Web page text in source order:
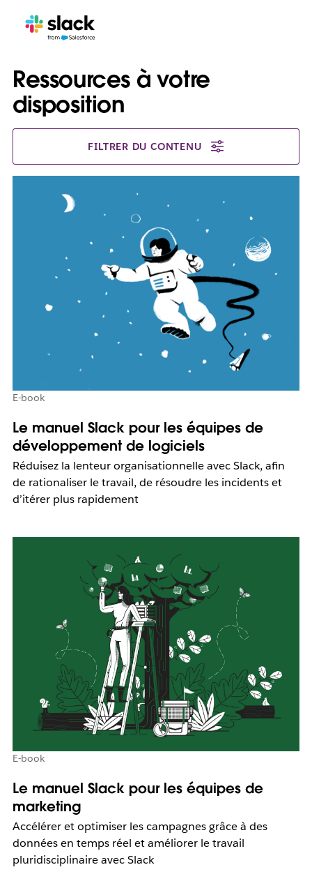
Ressources à votre
disposition
FILTRER DU CONTENU
E-book
Le manuel Slack pour les équipes de
développement de logiciels
Réduisez la lenteur organisationnelle avec Slack, afin
de rationaliser le travail, de résoudre les incidents et
d’itérer plus rapidement
E-book
Le manuel Slack pour les équipes de
marketing
Accélérer et optimiser les campagnes grâce à des
données en temps réel et améliorer le travail
pluridisciplinaire avec Slack